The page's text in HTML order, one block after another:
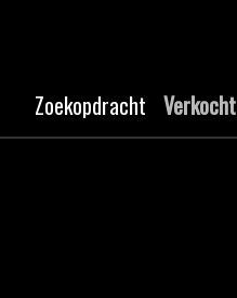
Zoekopdracht Verkocht